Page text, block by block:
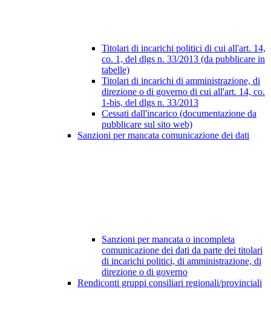
Titolari di incarichi politici di cui all'art. 14,
co. 1, del dlgs n. 33/2013 (da pubblicare in
tabelle)
Titolari di incarichi di amministrazione, di
direzione o di governo di cui all'art. 14, co.
1-bis, del dlgs n. 33/2013
Cessati dall'incarico (documentazione da
pubblicare sul sito web)
Sanzioni per mancata comunicazione dei dati
Sanzioni per mancata o incompleta
comunicazione dei dati da parte dei titolari
di incarichi politici, di amministrazione, di
direzione o di governo
Rendiconti gruppi consiliari regionali/provinciali